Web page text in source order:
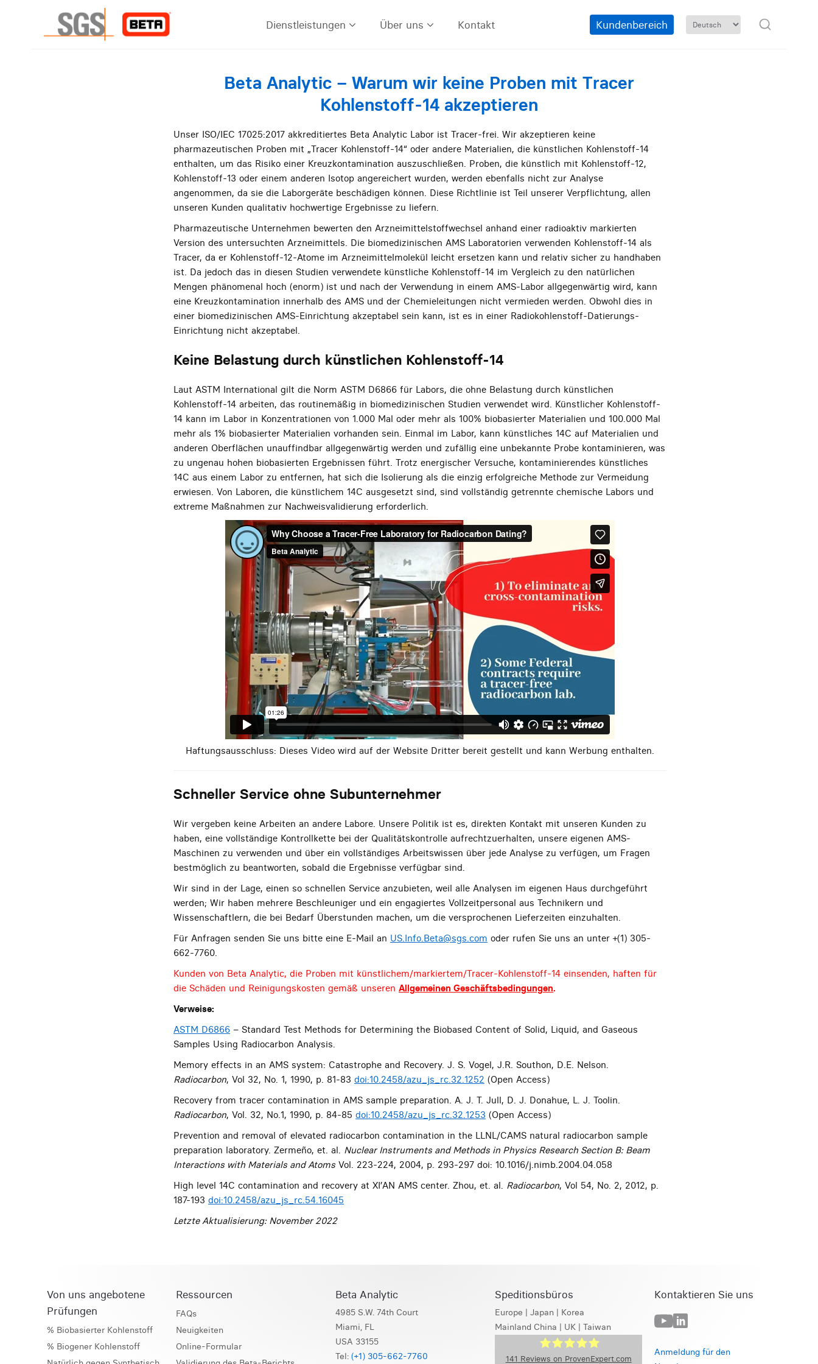
Dienstleistungen Über uns Kontakt Kundenbereich
Beta Analytic – Warum wir keine Proben mit Tracer
Kohlenstoff-14 akzeptieren
Unser ISO/IEC 17025:2017 akkreditiertes Beta Analytic Labor ist Tracer-frei. Wir akzeptieren keine
pharmazeutischen Proben mit „Tracer Kohlenstoff-14“ oder andere Materialien, die künstlichen Kohlenstoff-14
enthalten, um das Risiko einer Kreuzkontamination auszuschließen. Proben, die künstlich mit Kohlenstoff-12,
Kohlenstoff-13 oder einem anderen Isotop angereichert wurden, werden ebenfalls nicht zur Analyse
angenommen, da sie die Laborgeräte beschädigen können. Diese Richtlinie ist Teil unserer Verpflichtung, allen
unseren Kunden qualitativ hochwertige Ergebnisse zu liefern.
Pharmazeutische Unternehmen bewerten den Arzneimittelstoffwechsel anhand einer radioaktiv markierten
Version des untersuchten Arzneimittels. Die biomedizinischen AMS Laboratorien verwenden Kohlenstoff-14 als
Tracer, da er Kohlenstoff-12-Atome im Arzneimittelmolekül leicht ersetzen kann und relativ sicher zu handhaben
ist. Da jedoch das in diesen Studien verwendete künstliche Kohlenstoff-14 im Vergleich zu den natürlichen
Mengen phänomenal hoch (enorm) ist und nach der Verwendung in einem AMS-Labor allgegenwärtig wird, kann
eine Kreuzkontamination innerhalb des AMS und der Chemieleitungen nicht vermieden werden. Obwohl dies in
einer biomedizinischen AMS-Einrichtung akzeptabel sein kann, ist es in einer Radiokohlenstoff-Datierungs-
Einrichtung nicht akzeptabel.
Keine Belastung durch künstlichen Kohlenstoff-14
Laut ASTM International gilt die Norm ASTM D6866 für Labors, die ohne Belastung durch künstlichen
Kohlenstoff-14 arbeiten, das routinemäßig in biomedizinischen Studien verwendet wird. Künstlicher Kohlenstoff-
14 kann im Labor in Konzentrationen von 1.000 Mal oder mehr als 100% biobasierter Materialien und 100.000 Mal
mehr als 1% biobasierter Materialien vorhanden sein. Einmal im Labor, kann künstliches 14C auf Materialien und
anderen Oberflächen unauffindbar allgegenwärtig werden und zufällig eine unbekannte Probe kontaminieren, was
zu ungenau hohen biobasierten Ergebnissen führt. Trotz energischer Versuche, kontaminierendes künstliches
14C aus einem Labor zu entfernen, hat sich die Isolierung als die einzig erfolgreiche Methode zur Vermeidung
erwiesen. Von Laboren, die künstlichem 14C ausgesetzt sind, sind vollständig getrennte chemische Labors und
extreme Maßnahmen zur Nachweisvalidierung erforderlich.
Haftungsausschluss: Dieses Video wird auf der Website Dritter bereit gestellt und kann Werbung enthalten.
Schneller Service ohne Subunternehmer
Wir vergeben keine Arbeiten an andere Labore. Unsere Politik ist es, direkten Kontakt mit unseren Kunden zu
haben, eine vollständige Kontrollkette bei der Qualitätskontrolle aufrechtzuerhalten, unsere eigenen AMS-
Maschinen zu verwenden und über ein vollständiges Arbeitswissen über jede Analyse zu verfügen, um Fragen
bestmöglich zu beantworten, sobald die Ergebnisse verfügbar sind.
Wir sind in der Lage, einen so schnellen Service anzubieten, weil alle Analysen im eigenen Haus durchgeführt
werden; Wir haben mehrere Beschleuniger und ein engagiertes Vollzeitpersonal aus Technikern und
Wissenschaftlern, die bei Bedarf Überstunden machen, um die versprochenen Lieferzeiten einzuhalten.
Für Anfragen senden Sie uns bitte eine E-Mail an US.Info.Beta@sgs.com oder rufen Sie uns an unter +(1) 305-
662-7760.
Kunden von Beta Analytic, die Proben mit künstlichem/markiertem/Tracer-Kohlenstoff-14 einsenden, haften für
die Schäden und Reinigungskosten gemäß unseren Allgemeinen Geschäftsbedingungen.
Verweise:
ASTM D6866 – Standard Test Methods for Determining the Biobased Content of Solid, Liquid, and Gaseous
Samples Using Radiocarbon Analysis.
Memory effects in an AMS system: Catastrophe and Recovery. J. S. Vogel, J.R. Southon, D.E. Nelson.
Radiocarbon, Vol 32, No. 1, 1990, p. 81-83 doi:10.2458/azu_js_rc.32.1252 (Open Access)
Recovery from tracer contamination in AMS sample preparation. A. J. T. Jull, D. J. Donahue, L. J. Toolin.
Radiocarbon, Vol. 32, No.1, 1990, p. 84-85 doi:10.2458/azu_js_rc.32.1253 (Open Access)
Prevention and removal of elevated radiocarbon contamination in the LLNL/CAMS natural radiocarbon sample
preparation laboratory. Zermeño, et. al. Nuclear Instruments and Methods in Physics Research Section B: Beam
Interactions with Materials and Atoms Vol. 223-224, 2004, p. 293-297 doi: 10.1016/j.nimb.2004.04.058
High level 14C contamination and recovery at XI’AN AMS center. Zhou, et. al. Radiocarbon, Vol 54, No. 2, 2012, p.
187-193 doi:10.2458/azu_js_rc.54.16045
Letzte Aktualisierung: November 2022
Von uns angebotene
Prüfungen
% Biobasierter Kohlenstoff
% Biogener Kohlenstoff
Ressourcen
FAQs
Neuigkeiten
Online-Formular
Beta Analytic
4985 S.W. 74th Court
Miami, FL
USA 33155
Tel: (+1) 305-662-7760
Speditionsbüros
Europe |Japan | Korea
Mainland China | UK |Taiwan
141 Reviews on ProvenExpert.com
Kontaktieren Sie uns
Anmeldung für den